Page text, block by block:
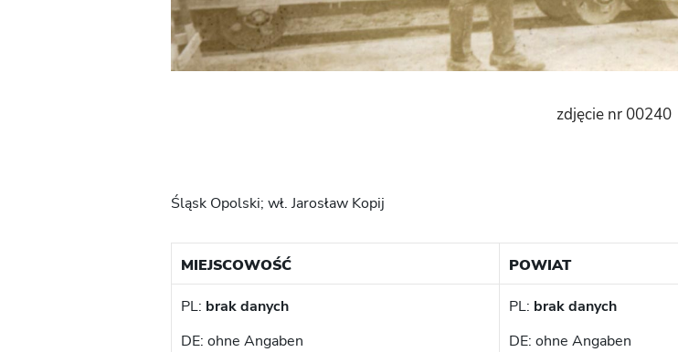
zdjęcie nr 00240
Śląsk Opolski; wł. Jarosław Kopij
MIEJSCOWOŚĆ POWIAT
PL: brak danych
DE: ohne Angaben
PL: brak danych
DE: ohne Angaben